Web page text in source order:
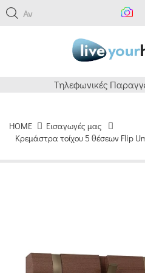
Αναζή
Τηλεφωνικές
HOME
Εισαγωγές μας
Κρεμάστρα τοίχου 5 θέσεων Flip